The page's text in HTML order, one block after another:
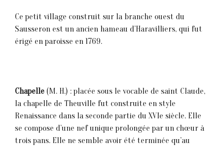
Ce petit village construit sur la branche ouest du
Sausseron est un ancien hameau d’Haravilliers, qui fut
érigé en paroisse en 1769.
Chapelle (M. H.) : placée sous le vocable de saint Claude,
la chapelle de Theuville fut construite en style
Renaissance dans la seconde partie du XVIe siècle. Elle
se compose d’une nef unique prolongée par un chœur à
trois pans. Elle ne semble avoir été terminée qu’au